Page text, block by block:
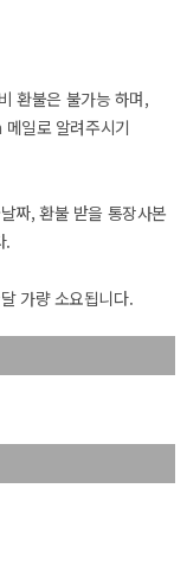
환불은 불가능 하며,
일로 알려주시기
짜, 환불 받을 통장사본
.
가량 소요됩니다.